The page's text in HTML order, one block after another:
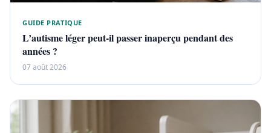
GUIDE PRATIQUE
L’autisme léger peut-il passer inaperçu pendant des
années ?
07 août 2026